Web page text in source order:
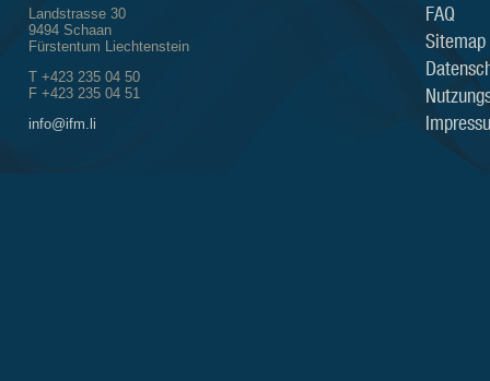
Landstrasse 30
9494 Schaan
Fürstentum Liechtenstein
T +423 235 04 50
F +423 235 04 51
info@ifm.li
FAQ
Sitemap